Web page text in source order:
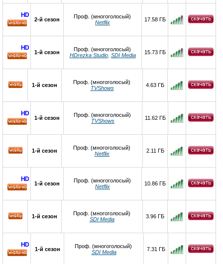
HD
2-й сезон
Проф. (многоголосый)
Netflix
17.58 ГБ
HD
1-й сезон
Проф. (многоголосый)
HDrezka Studio, SDI Media 15.73 ГБ
1-й сезон
Проф. (многоголосый)
TVShows
4.63 ГБ
HD
1-й сезон
Проф. (многоголосый)
TVShows
11.62 ГБ
1-й сезон
Проф. (многоголосый)
Netflix
2.11 ГБ
HD
1-й сезон
Проф. (многоголосый)
Netflix
10.86 ГБ
1-й сезон
Проф. (многоголосый)
SDI Media
3.96 ГБ
HD
1-й сезон
Проф. (многоголосый)
SDI Media
7.31 ГБ